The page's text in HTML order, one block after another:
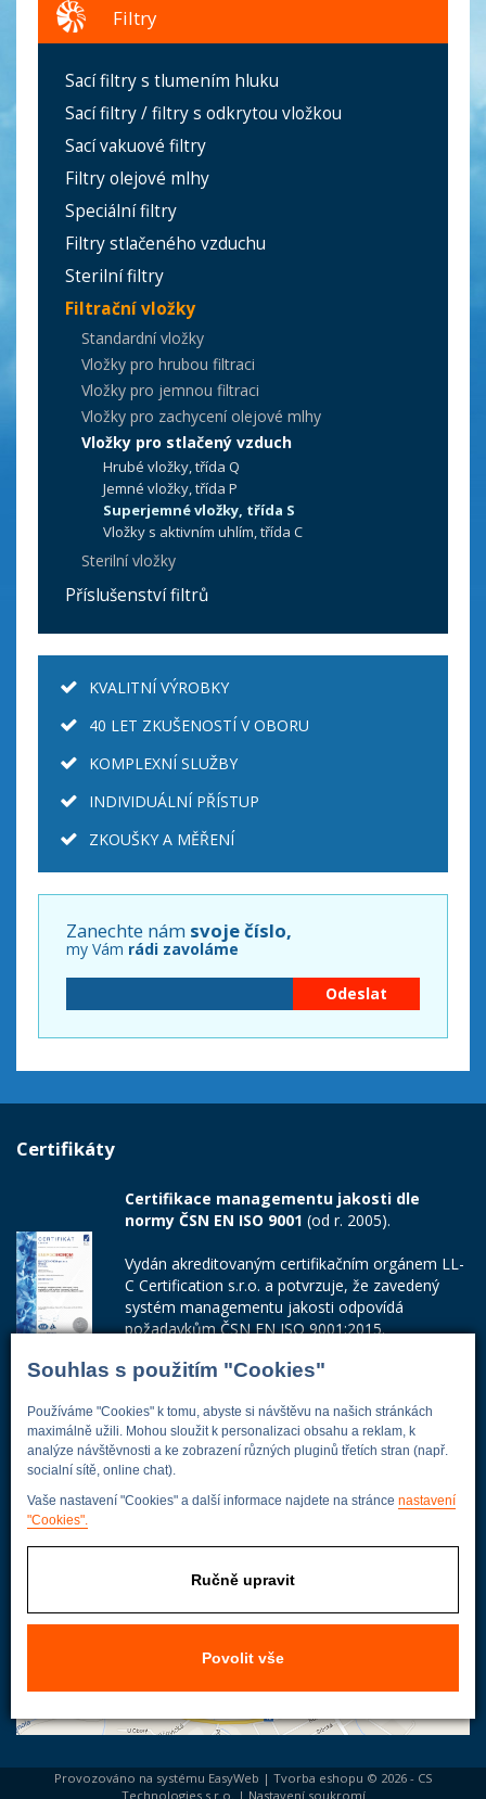
Souhlas s použitím "Cookies"
Používáme "Cookies" k tomu, abyste si návštěvu na našich stránkách
maximálně užili. Mohou sloužit k personalizaci obsahu a reklam, k
analýze návštěvnosti a ke zobrazení různých pluginů třetích stran (např.
socialní sítě, online chat).
Vaše nastavení "Cookies" a další informace najdete na stránce nastavení
"Cookies".
Ručně upravit
Povolit vše
Filtry
Sací filtry s tlumením hluku
Sací filtry / filtry s odkrytou vložkou
Sací vakuové filtry
Filtry olejové mlhy
Speciální filtry
Filtry stlačeného vzduchu
Sterilní filtry
Filtrační vložky
Standardní vložky
Vložky pro hrubou filtraci
Vložky pro jemnou filtraci
Vložky pro zachycení olejové mlhy
Vložky pro stlačený vzduch
Hrubé vložky, třída Q
Jemné vložky, třída P
Superjemné vložky, třída S
Vložky s aktivním uhlím, třída C
Sterilní vložky
Příslušenství filtrů
KVALITNÍ VÝROBKY
40 LET ZKUŠENOSTÍ V OBORU
KOMPLEXNÍ SLUŽBY
INDIVIDUÁLNÍ PŘÍSTUP
ZKOUŠKY A MĚŘENÍ
Zanechte nám svoje číslo,
my Vám rádi zavoláme
Certifikáty
Certifikace managementu jakosti dle
normy ČSN EN ISO 9001 (od r. 2005).
Vydán akreditovaným certifikačním orgánem LL-
C Certification s.r.o. a potvrzuje, že zavedený
systém managementu jakosti odpovídá
požadavkům ČSN EN ISO 9001:2015.
Číslo certifikátu: 42014103
Adresa firmy
Energoekonom
Provozováno na systému EasyWeb | Tvorba eshopu © 2026 - CS
Technologies s.r.o.
| Nastavení soukromí